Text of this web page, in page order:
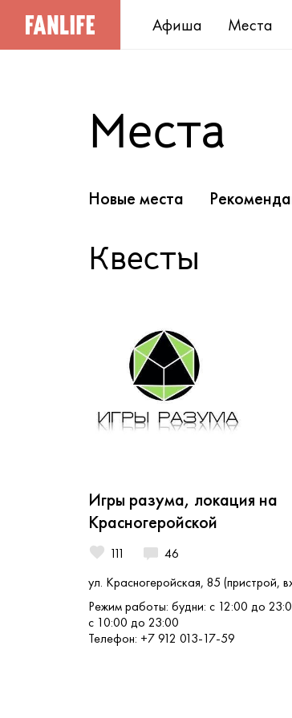
Афиша Места
Места
Новые места
Квесты
Игры разума, локация на
Красногеройской
111
46
ул. Красногеройская, 85 (пристрой,
Режим работы: будни: с 12:00 до
с 10:00 до 23:00
Телефон: +7 912 013-17-59